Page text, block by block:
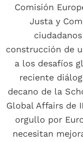
Comisión
Justa y
construcción de
a los desafíos
reciente
decano de la
Global Affairs de
orgullo por
necesitan